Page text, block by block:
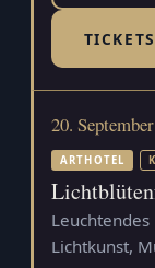
TICKETS
20. September
ARTHOTEL
Lichtkunst,